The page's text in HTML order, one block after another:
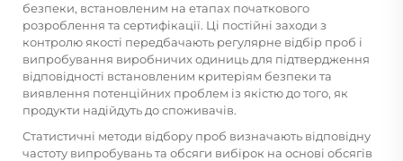
безпеки, встановленим на етапах початкового
розроблення та сертифікації. Ці постійні заходи з
контролю якості передбачають регулярне відбір проб і
випробування виробничих одиниць для підтвердження
відповідності встановленим критеріям безпеки та
виявлення потенційних проблем із якістю до того, як
продукти надійдуть до споживачів.
Статистичні методи відбору проб визначають відповідну
частоту випробувань та обсяги вибірок на основі обсягів